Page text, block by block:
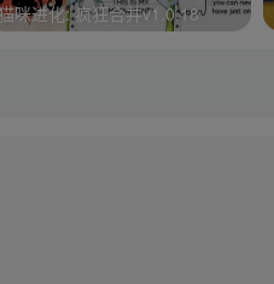
咪进化: 疯狂合并v1.0.18